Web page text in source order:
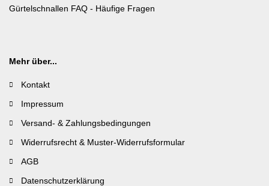
Gürtelschnallen FAQ - Häufige Fragen
Mehr über...
Kontakt
Impressum
Versand- & Zahlungsbedingungen
Widerrufsrecht & Muster-Widerrufsformular
AGB
Datenschutzerklärung